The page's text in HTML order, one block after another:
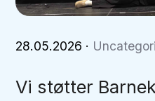
28.05.2026 ·
Vi støtter